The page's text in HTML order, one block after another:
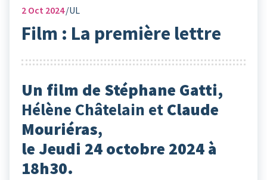
2 Oct 2024 UL
Film : La première lettre
Un film de Stéphane Gatti,
Hélène Châtelain et Claude
Mouriéras,
le Jeudi 24 octobre 2024 à
18h30.